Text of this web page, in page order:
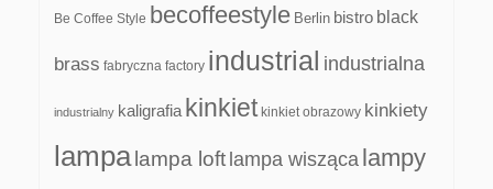
Be Coffee Style becoffeestyle Berlin bistro black
brass fabryczna factory industrial industrialna
industrialny kaligrafia kinkiet kinkiet obrazowy kinkiety
lampa lampa loft lampa wisząca lampy